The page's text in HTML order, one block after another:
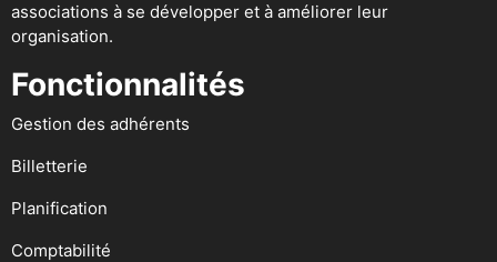
associations à se développer et à améliorer leur
organisation.
Fonctionnalités
Gestion des adhérents
Billetterie
Planification
Comptabilité